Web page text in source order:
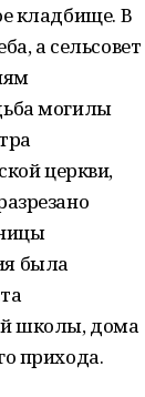
кладбище. В
а сельсовет
могилы
церкви,
была
школы, дома
прихода.